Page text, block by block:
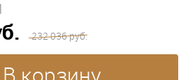
232 036 руб.